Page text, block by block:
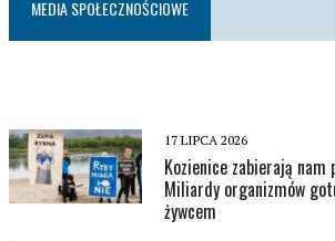
MEDIA SPOŁECZNOŚCIOWE
17 LIPCA 2026
Kozienice zabierają nam
Miliardy organizmów
żywcem